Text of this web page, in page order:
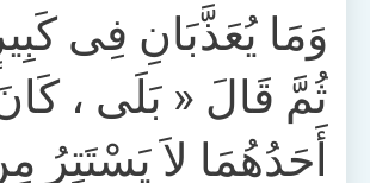
وَمَا يُعَذَّبَانِ فِى
ثُمَّ قَالَ « بَلَى ،
أَحَدُهُمَا لاَ يَسْتَتِرُ